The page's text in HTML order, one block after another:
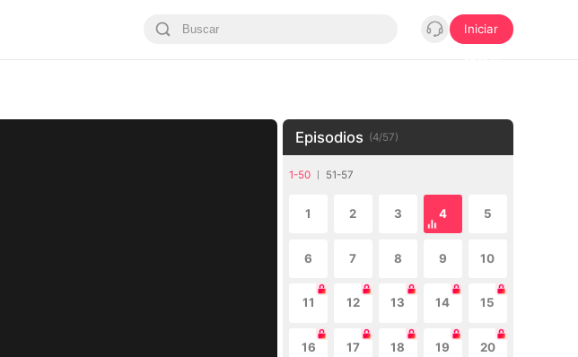
Iniciar
Episodios (4/57)
1-50 51-57
1 2 3 4 5
6 7 8 9 10
11 12 13 14 15
16 17 18 19 20